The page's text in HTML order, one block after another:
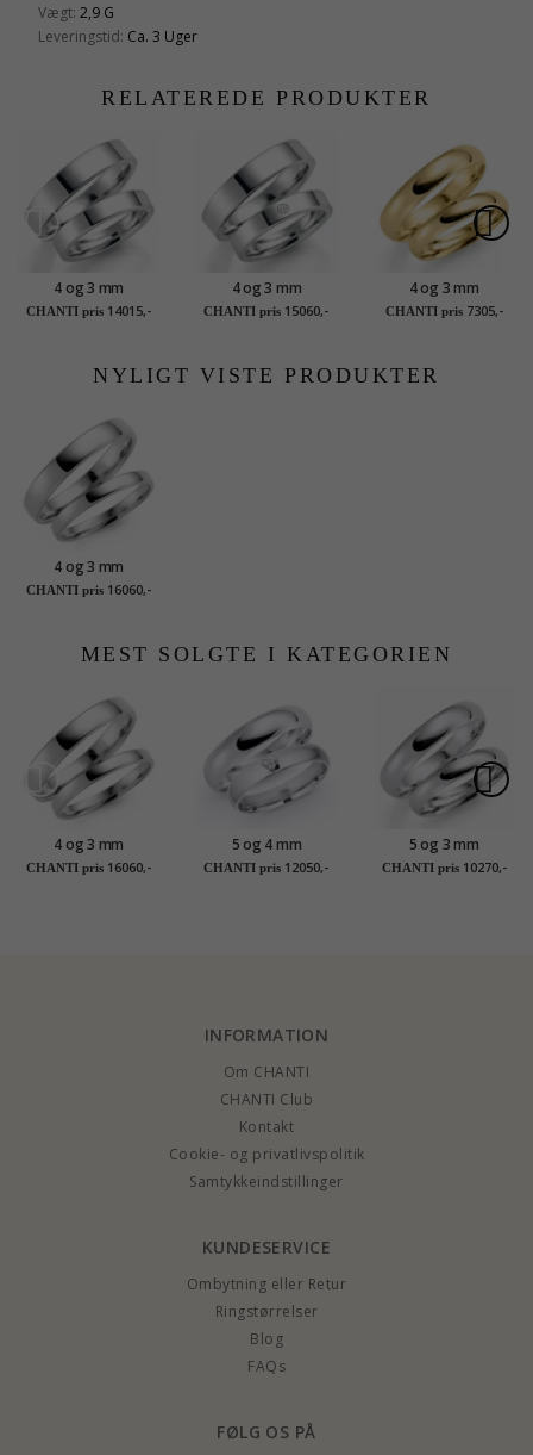
Vægt: 2,9 G
Leveringstid: Ca. 3 Uger
RELATEREDE PRODUKTER
4 og 3 mm
vielsesringe i 9 karat
CHANTI pris 14015,-
4 og 3 mm
vielsesringe i 9 karat
CHANTI pris 15060,-
4 og 3 mm
vielsesringe i 9 karat
CHANTI pris 7305,-
NYLIGT VISTE PRODUKTER
4 og 3 mm
vielsesringe i 14
CHANTI pris 16060,-
MEST SOLGTE I KATEGORIEN
4 og 3 mm
vielsesringe i 14
CHANTI pris 16060,-
5 og 4 mm
vielsesringe i 9 karat
CHANTI pris 12050,-
5 og 3 mm
vielsesringe i 9 karat
CHANTI pris 10270,-
INFORMATION
Om CHANTI
CHANTI Club
Kontakt
Cookie- og privatlivspolitik
Samtykkeindstillinger
KUNDESERVICE
Ombytning eller Retur
Ringstørrelser
Blog
FAQs
FØLG OS PÅ